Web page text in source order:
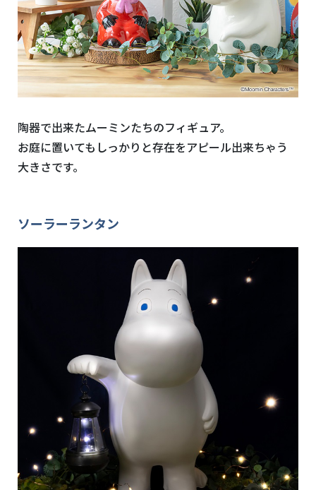
陶器で出来たムーミンたちのフィギュア。
お庭に置いてもしっかりと存在をアピール出来ちゃう
大きさです。
ソーラーランタン